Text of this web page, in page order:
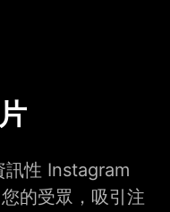
訊性 Instagram
的受眾，吸引注